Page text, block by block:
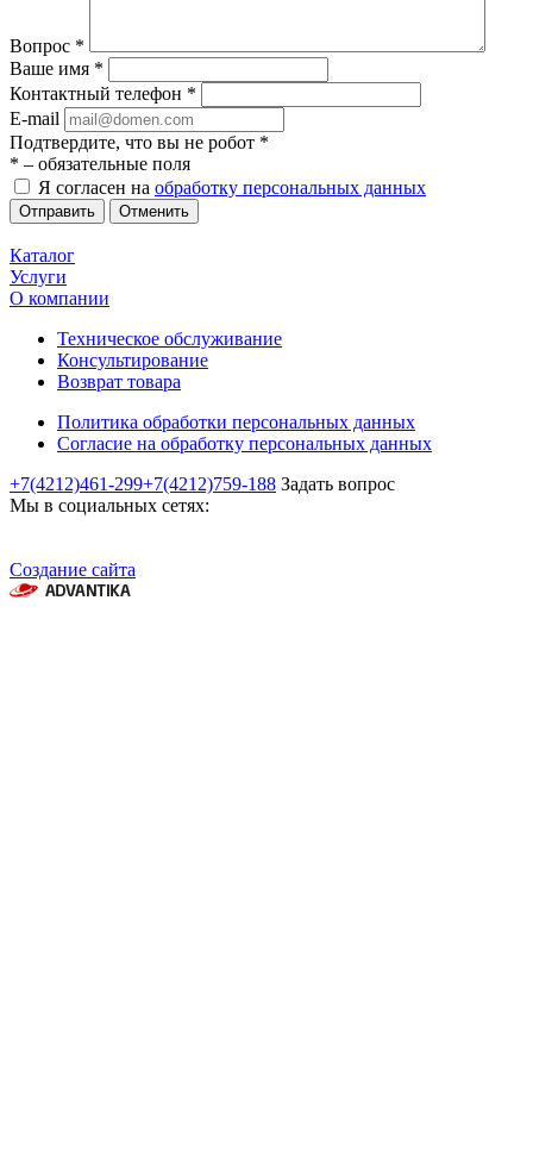
Вопрос *
Ваше имя *
Контактный телефон *
E-mail
Подтвердите, что вы не робот *
* – обязательные поля
Я согласен на обработку персональных данных
Отменить
Каталог
Услуги
О компании
Техническое обслуживание
Консультирование
Возврат товара
Политика обработки персональных данных
Согласие на обработку персональных данных
+7(4212)461-299+7(4212)759-188 Задать вопрос
Мы в социальных сетях:
Создание сайта